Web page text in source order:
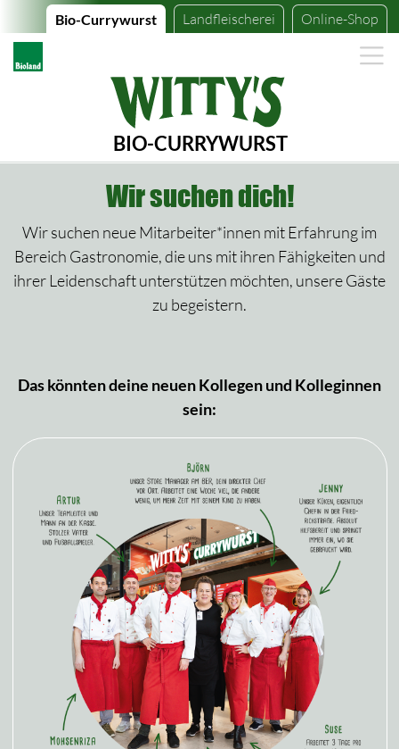
Bio-Currywurst Landfleischerei Online-Shop
BIO-CURRYWURST
Wir suchen dich!
Wir suchen neue Mitarbeiter*innen mit Erfahrung im
Bereich Gastronomie, die uns mit ihren Fähigkeiten und
ihrer Leidenschaft unterstützen möchten, unsere Gäste
zu begeistern.
Das könnten deine neuen Kollegen und Kolleginnen
sein: